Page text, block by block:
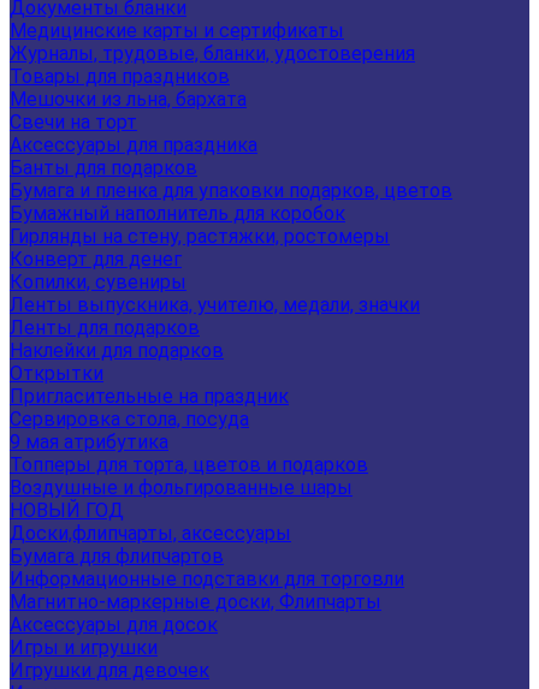
Документы бланки
Медицинские карты и сертификаты
Журналы, трудовые, бланки, удостоверения
Товары для праздников
Мешочки из льна, бархата
Свечи на торт
Аксессуары для праздника
Банты для подарков
Бумага и пленка для упаковки подарков, цветов
Бумажный наполнитель для коробок
Гирлянды на стену, растяжки, ростомеры
Конверт для денег
Копилки, сувениры
Ленты выпускника, учителю, медали, значки
Ленты для подарков
Наклейки для подарков
Открытки
Пригласительные на праздник
Сервировка стола, посуда
9 мая атрибутика
Топперы для торта, цветов и подарков
Воздушные и фольгированные шары
НОВЫЙ ГОД
Доски,флипчарты, аксессуары
Бумага для флипчартов
Информационные подставки для торговли
Магнитно-маркерные доски, Флипчарты
Аксессуары для досок
Игры и игрушки
Игрушки для девочек